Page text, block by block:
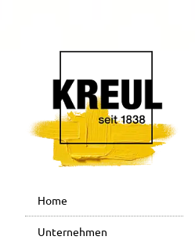
Home
Unternehmen